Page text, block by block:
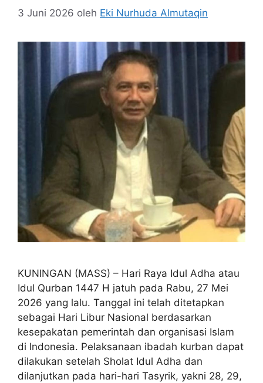
3 Juni 2026 oleh Eki Nurhuda Almutaqin
KUNINGAN (MASS) – Hari Raya Idul Adha atau
Idul Qurban 1447 H jatuh pada Rabu, 27 Mei
2026 yang lalu. Tanggal ini telah ditetapkan
sebagai Hari Libur Nasional berdasarkan
kesepakatan pemerintah dan organisasi Islam
di Indonesia. Pelaksanaan ibadah kurban dapat
dilakukan setelah Sholat Idul Adha dan
dilanjutkan pada hari-hari Tasyrik, yakni 28, 29,